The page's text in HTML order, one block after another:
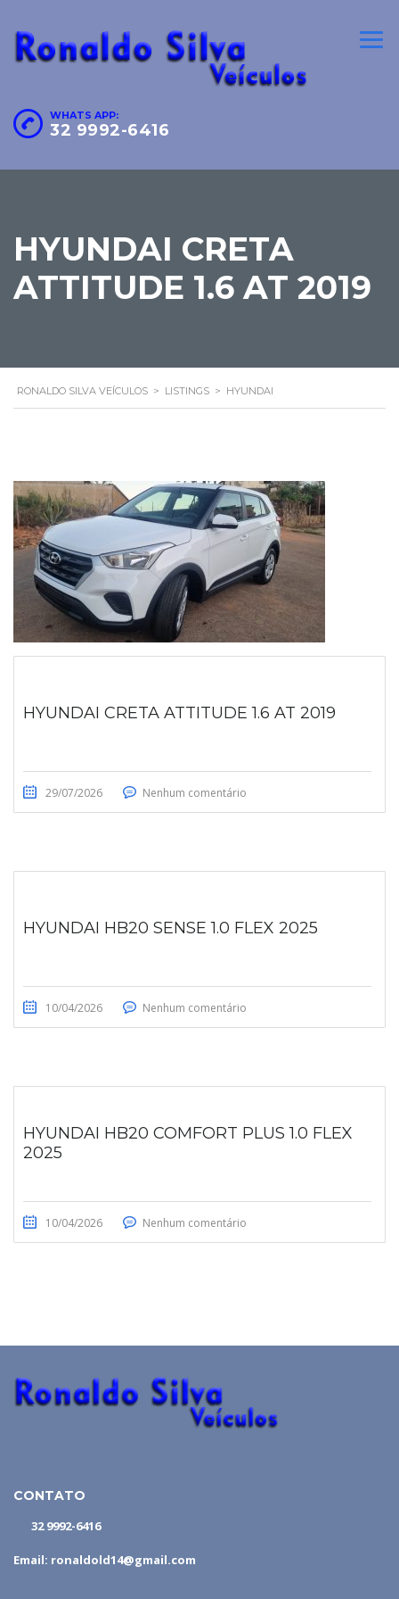
WHATS APP:
32 9992-6416
HYUNDAI CRETA
ATTITUDE 1.6 AT 2019
RONALDO SILVA VEÍCULOS > LISTINGS > HYUNDAI
HYUNDAI CRETA ATTITUDE 1.6 AT 2019
29/07/2026 Nenhum comentário
HYUNDAI HB20 SENSE 1.0 FLEX 2025
10/04/2026 Nenhum comentário
HYUNDAI HB20 COMFORT PLUS 1.0 FLEX
2025
10/04/2026 Nenhum comentário
CONTATO
32 9992-6416
Email: ronaldold14@gmail.com